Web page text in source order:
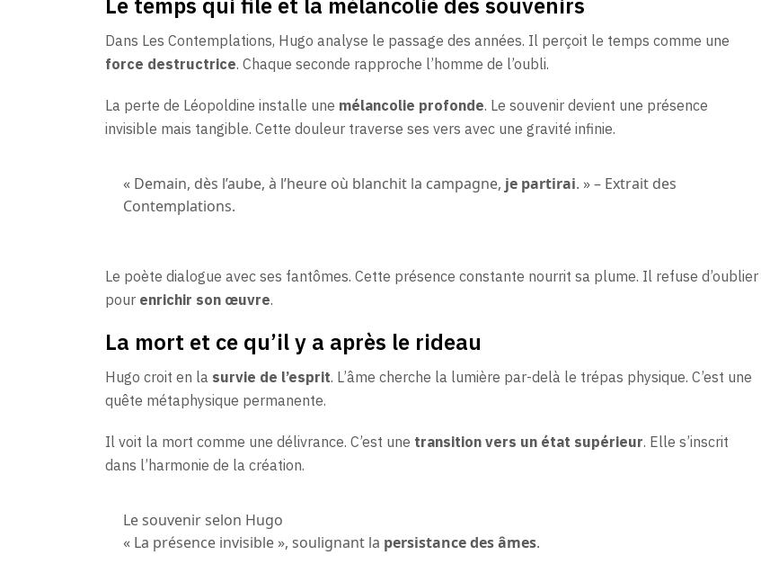
Dans Les Contemplations, Hugo analyse le passage des années. Il perçoit le temps comme une
force destructrice. Chaque seconde rapproche l’homme de l’oubli.
La perte de Léopoldine installe une mélancolie profonde. Le souvenir devient une présence
invisible mais tangible. Cette douleur traverse ses vers avec une gravité infinie.
« Demain, dès l’aube, à l’heure où blanchit la campagne, je partirai. » – Extrait des
Contemplations.
Le poète dialogue avec ses fantômes. Cette présence constante nourrit sa plume. Il refuse d’oublier
pour enrichir son œuvre.
La mort et ce qu’il y a après le rideau
Hugo croit en la survie de l’esprit. L’âme cherche la lumière par-delà le trépas physique. C’est une
quête métaphysique permanente.
Il voit la mort comme une délivrance. C’est une transition vers un état supérieur. Elle s’inscrit
dans l’harmonie de la création.
Le souvenir selon Hugo
« La présence invisible », soulignant la persistance des âmes.